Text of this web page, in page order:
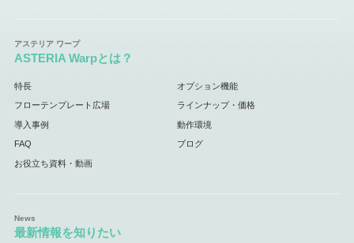
ASTERIA Warpとは？
特長 オプション機能
フローテンプレート広場 ラインナップ・価格
導入事例 動作環境
FAQ ブログ
お役立ち資料・動画
最新情報を知りたい